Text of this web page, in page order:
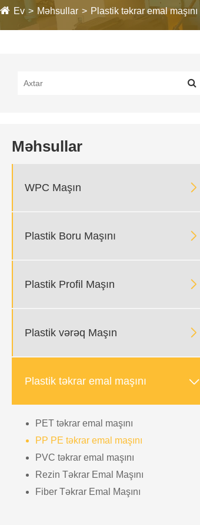
Ev Məhsullar Plastik təkrar emal maşını
Məhsullar
WPC Maşın 
Plastik Boru Maşını 
Plastik Profil Maşın 
Plastik vərəq Maşın 
Plastik təkrar emal maşını 
PET təkrar emal maşını
PP PE təkrar emal maşını
PVC təkrar emal maşını
Rezin Təkrar Emal Maşını
Fiber Təkrar Emal Maşını